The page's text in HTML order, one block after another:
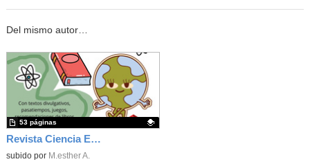
Del mismo autor…
Revista Ciencia Escrita - FGL 6º Primaria - junio 2024
Contenido educativo.
subido por M.esther A.
53 páginas